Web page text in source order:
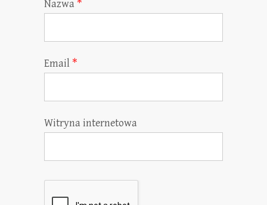
Nazwa *
Email *
Witryna internetowa